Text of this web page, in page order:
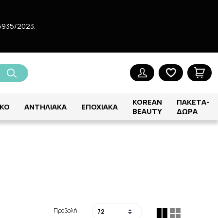
2023.
ΑΝΤΗΛΙΑΚΑ ΕΠΟΧΙΑΚΑ
KOREAN
BEAUTY
ΠΑΚΕΤΑ-
ΔΩΡΑ
Προβολή